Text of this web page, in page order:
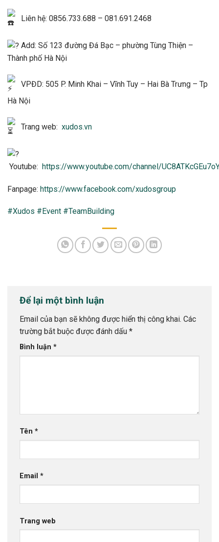
Liên hệ: 0856.733.688 – 081.691.2468
Add: Số 123 đường Đá Bạc – phường Tùng Thiện –
Thành phố Hà Nội
VPĐD: 505 P. Minh Khai – Vĩnh Tuy – Hai Bà Trưng – Tp
Hà Nội
Trang web: xudos.vn
Youtube: https://www.youtube.com/channel/
Fanpage: https://www.facebook.com/xudosgroup
#Xudos #Event #TeamBuilding
Để lại một bình luận
Email của bạn sẽ không được hiển thị công khai. Các
trường bắt buộc được đánh dấu *
Bình luận *
Tên *
Email *
Trang web